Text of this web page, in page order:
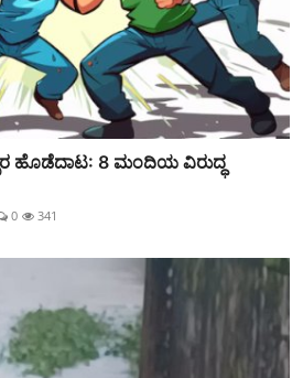
ಹೊಡೆದಾಟ: 8 ಮಂದಿಯ ವಿರುದ್ಧ
0 341